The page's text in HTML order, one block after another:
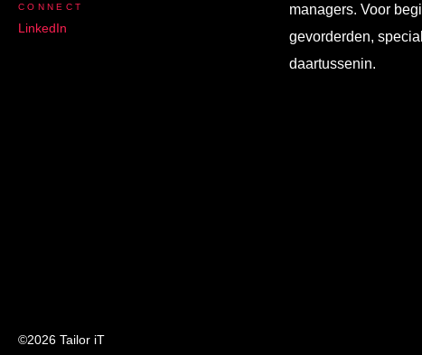
CONNECT
LinkedIn
managers. Voor
gevorderden,
daartussenin.
©2026 Tailor iT